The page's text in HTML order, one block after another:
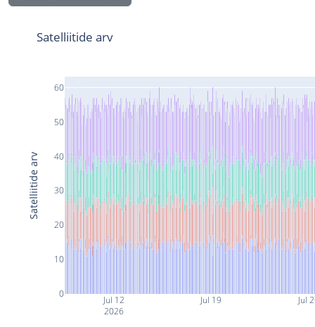
Jul 12
2026
Jul 19 Jul
0
10
20
30
40
50
60
Satelliitide arv
Satelliitide arv